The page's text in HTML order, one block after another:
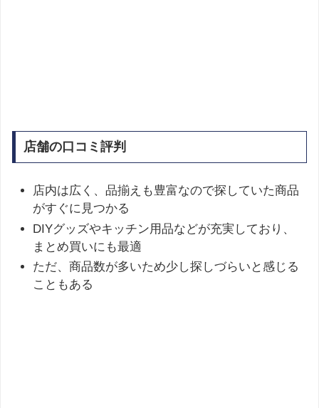
店舗の口コミ評判
店内は広く、品揃えも豊富なので探していた商品
がすぐに見つかる
DIYグッズやキッチン用品などが充実しており、
まとめ買いにも最適
ただ、商品数が多いため少し探しづらいと感じる
こともある